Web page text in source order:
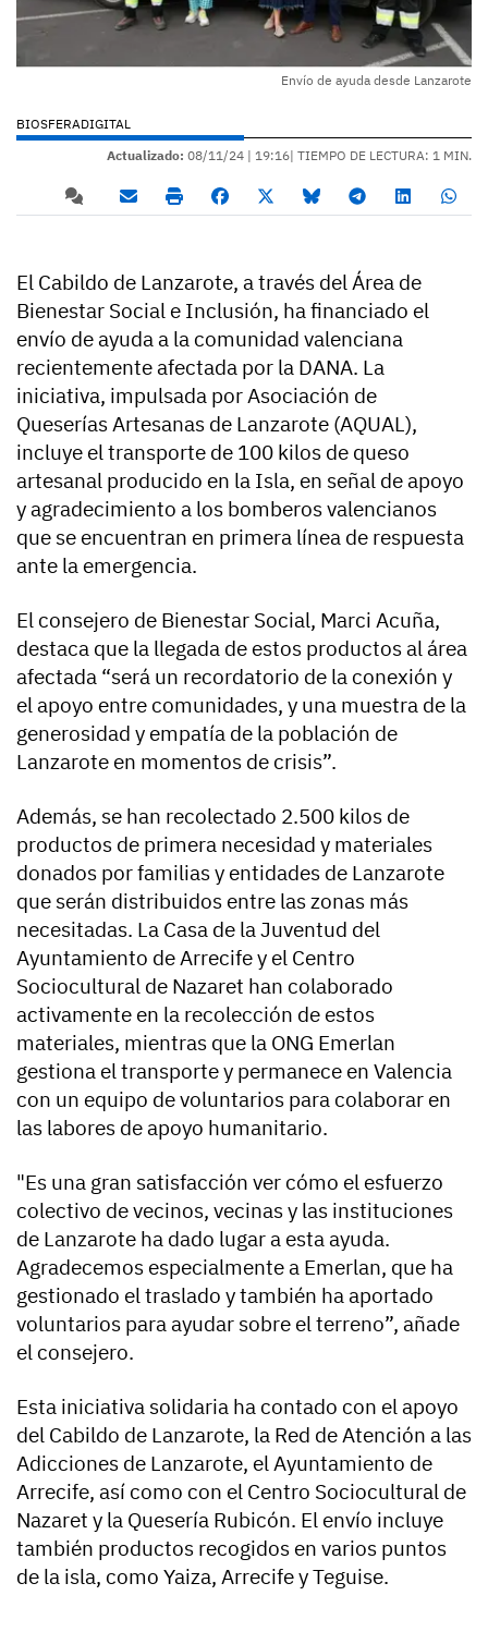
Envío de ayuda desde Lanzarote
BIOSFERADIGITAL
Actualizado: 08/11/24 | 19:16| TIEMPO DE LECTURA: 1 MIN.
El Cabildo de Lanzarote, a través del Área de
Bienestar Social e Inclusión, ha financiado el
envío de ayuda a la comunidad valenciana
recientemente afectada por la DANA. La
iniciativa, impulsada por Asociación de
Queserías Artesanas de Lanzarote (AQUAL),
incluye el transporte de 100 kilos de queso
artesanal producido en la Isla, en señal de apoyo
y agradecimiento a los bomberos valencianos
que se encuentran en primera línea de respuesta
ante la emergencia.
El consejero de Bienestar Social, Marci Acuña,
destaca que la llegada de estos productos al área
afectada “será un recordatorio de la conexión y
el apoyo entre comunidades, y una muestra de la
generosidad y empatía de la población de
Lanzarote en momentos de crisis”.
Además, se han recolectado 2.500 kilos de
productos de primera necesidad y materiales
donados por familias y entidades de Lanzarote
que serán distribuidos entre las zonas más
necesitadas. La Casa de la Juventud del
Ayuntamiento de Arrecife y el Centro
Sociocultural de Nazaret han colaborado
activamente en la recolección de estos
materiales, mientras que la ONG Emerlan
gestiona el transporte y permanece en Valencia
con un equipo de voluntarios para colaborar en
las labores de apoyo humanitario.
"Es una gran satisfacción ver cómo el esfuerzo
colectivo de vecinos, vecinas y las instituciones
de Lanzarote ha dado lugar a esta ayuda.
Agradecemos especialmente a Emerlan, que ha
gestionado el traslado y también ha aportado
voluntarios para ayudar sobre el terreno”, añade
el consejero.
Esta iniciativa solidaria ha contado con el apoyo
del Cabildo de Lanzarote, la Red de Atención a las
Adicciones de Lanzarote, el Ayuntamiento de
Arrecife, así como con el Centro Sociocultural de
Nazaret y la Quesería Rubicón. El envío incluye
también productos recogidos en varios puntos
de la isla, como Yaiza, Arrecife y Teguise.